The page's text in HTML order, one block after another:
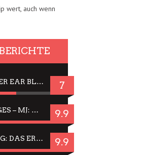
wert, auch wenn
JBL TUNE 720BT: OVER EAR BLUETOOTH KOPFHÖRER UM DIE 50,-€ IM DAUER-TEST 7
WEGEN DES ERFOLGES – MJ: MICHAEL JACKSON MUSICAL IN EINER MATINEE SEHEN 9.9
JELLYFISH HAMBURG: DAS ERFOLGREICHE SOMMER-MENÜ 2025 IN GEFÜHLEN UND BILDERN 9.9